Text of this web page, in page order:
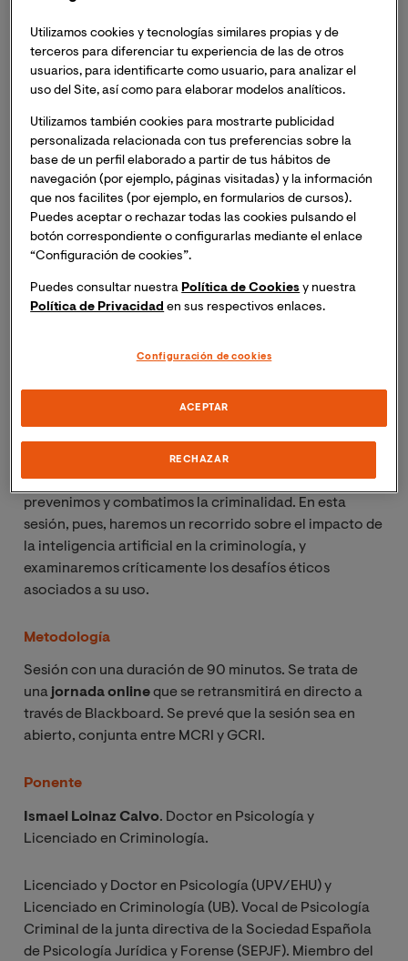
El próximo10 de julio de 2024 a las 18:30h (hora
España peninsular),11:30h (hora Ecuador)la facultad
de Ciencias Sociales y Jurídicas organiza la
Masterclass online: "Explorando el Futuro: IA y
Criminología en la Era Digital"
Inscripción necesaria. Recibirás el mismo día del
evento un enlace para acceder a la sesión.
La Inteligencia Artificial ha llegado para quedarse, y ha
influencia ha impactado también a todas las disciplinas
transformarse a esta nueva realidad. Desde la
delictivo, la valoración del riesgo o las técnicas de
investigación, la IA redefinirá cómo entendemos,
prevenimos y combatimos la criminalidad. En esta
sesión, pues, haremos un recorrido sobre el impacto de
la inteligencia artificial en la criminología, y
examinaremos críticamente los desafíos éticos
asociados a su uso.
Metodología
Sesión con una duración de 90 minutos. Se trata de
una jornada onlineque se retransmitirá en directo a
través de Blackboard. Se prevé que la sesión sea en
abierto, conjunta entre MCRI y GCRI.
Ponente
Ismael Loinaz Calvo. Doctor en Psicología y
Licenciado en Criminología.
Licenciado y Doctor en Psicología (UPV/EHU) y
Licenciado en Criminología (UB). Vocal de Psicología
Criminal de la junta directiva de la Sociedad Española
de Psicología Jurídica y Forense (SEPJF). Miembro del
Utilizamos cookies y tecnologías similares propias y de
terceros para diferenciar tu experiencia de las de otros
usuarios, para identificarte como usuario, para analizar el
uso del Site, así como para elaborar modelos analíticos.
Utilizamos también cookies para mostrarte publicidad
personalizada relacionada con tus preferencias sobre la
base de un perfil elaborado a partir de tus hábitos de
navegación (por ejemplo, páginas visitadas) y la información
que nos facilites (por ejemplo, en formularios de cursos).
Puedes aceptar o rechazar todas las cookies pulsando el
botón correspondiente o configurarlas mediante el enlace
“Configuración de cookies”.
Puedes consultar nuestra Política de Cookies y nuestra
Política de Privacidad en sus respectivos enlaces.
Configuración de cookies
RECHAZAR
ACEPTAR